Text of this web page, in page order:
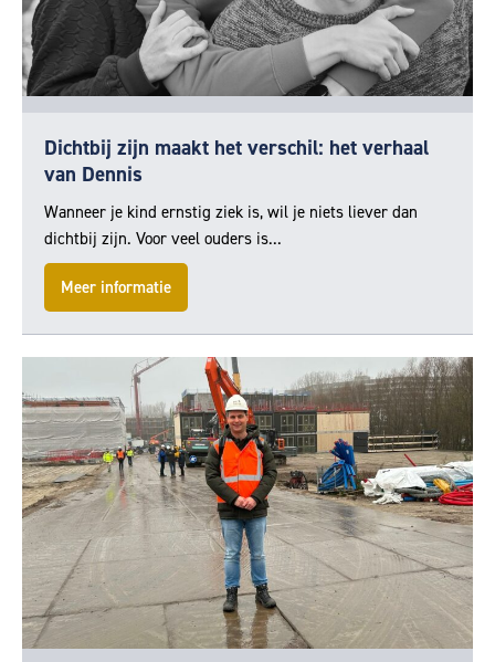
Dichtbij zijn maakt het verschil: het verhaal
van Dennis
Wanneer je kind ernstig ziek is, wil je niets liever dan
dichtbij zijn. Voor veel ouders is...
Meer informatie